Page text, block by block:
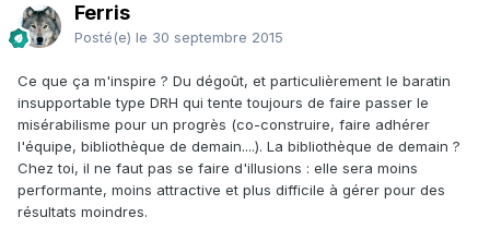
Ferris
Posté(e) le 30 septembre 2015
Ce que ça m'inspire ? Du dégoût, et particulièrement le baratin
insupportable type DRH qui tente toujours de faire passer le
misérabilisme pour un progrès (co-construire, faire adhérer
l'équipe, bibliothèque de demain....). La bibliothèque de demain ?
Chez toi, il ne faut pas se faire d'illusions : elle sera moins
performante, moins attractive et plus difficile à gérer pour des
résultats moindres.